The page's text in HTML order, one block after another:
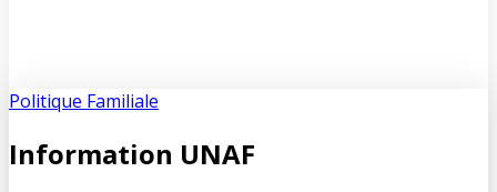
Politique Familiale
Information UNAF